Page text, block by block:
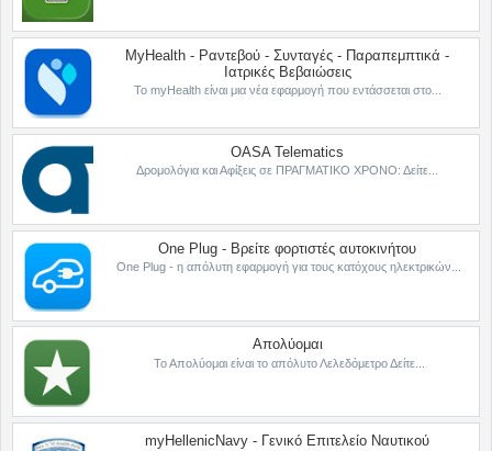
MyHealth - Ραντεβού - Συνταγές - Παραπεμπτικά -
Ιατρικές Βεβαιώσεις
Το myHealth είναι μια νέα εφαρμογή που εντάσσεται στο...
OASA Telematics
Δρομολόγια και Αφίξεις σε ΠΡΑΓΜΑΤΙΚΟ ΧΡΟΝΟ: Δείτε...
One Plug - Βρείτε φορτιστές αυτοκινήτου
One Plug - η απόλυτη εφαρμογή για τους κατόχους ηλεκτρικών...
Απολύομαι
Το Απολύομαι είναι το απόλυτο Λελεδόμετρο Δείτε...
myHellenicNavy - Γενικό Επιτελείο Ναυτικού